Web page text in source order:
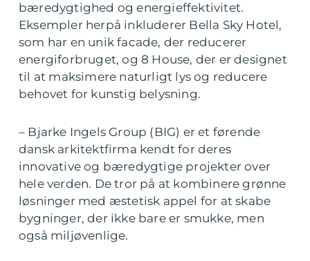
bæredygtighed og energieffektivitet.
Eksempler herpå inkluderer Bella Sky Hotel,
som har en unik facade, der reducerer
energiforbruget, og 8 House, der er designet
til at maksimere naturligt lys og reducere
behovet for kunstig belysning.
– Bjarke Ingels Group (BIG) er et førende
dansk arkitektfirma kendt for deres
innovative og bæredygtige projekter over
hele verden. De tror på at kombinere grønne
løsninger med æstetisk appel for at skabe
bygninger, der ikke bare er smukke, men
også miljøvenlige.